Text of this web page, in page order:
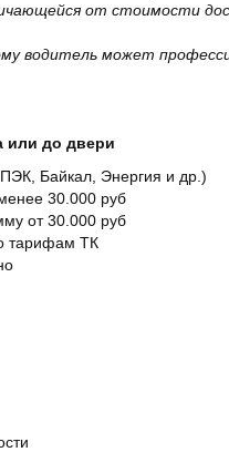
от стоимости
водитель может
или до двери
Байкал, Энергия и др.)
30.000 руб
от 30.000 руб
тарифам ТК